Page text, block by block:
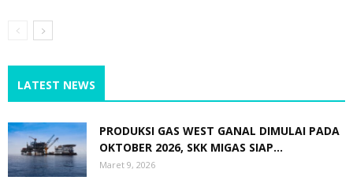
LATEST NEWS
PRODUKSI GAS WEST GANAL DIMULAI PADA
OKTOBER 2026, SKK MIGAS SIAP...
Maret 9, 2026